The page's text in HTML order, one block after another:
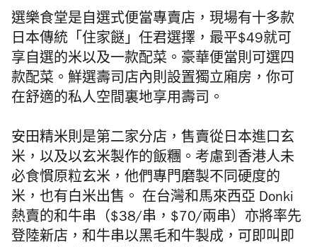
選樂食堂是自選式便當專賣店，現場有十多款
日本傳統「住家餸」任君選擇，最平$49就可
享自選的米以及一款配菜。豪華便當則可選四
款配菜。 鮮選壽司店內則設置獨立廂房，你可
在舒適的私人空間裏地享用壽司。
安田精米則是第二家分店，售賣從日本進口玄
米，以及以玄米製作的飯糰。考慮到香港人未
必食慣原粒玄米，他們專門磨製不同硬度的
米，也有白米出售。 在台灣和馬來西亞 Donki
熱賣的和牛串（$38/串，$70/兩串）亦將率先
登陸新店，和牛串以黑毛和牛製成，可即叫即